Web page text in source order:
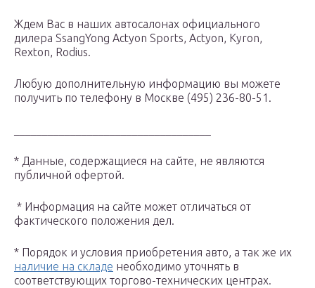
Ждем Вас в наших автосалонах официального
дилера SsangYong Actyon Sports, Actyon, Kyron,
Rexton, Rodius.
Любую дополнительную информацию вы можете
получить по телефону в Москве (495) 236-80-51.
* Данные, содержащиеся на сайте, не являются
публичной офертой.
* Информация на сайте может отличаться от
фактического положения дел.
* Порядок и условия приобретения авто, а так же их
наличие на складе необходимо уточнять в
соответствующих торгово-технических центрах.